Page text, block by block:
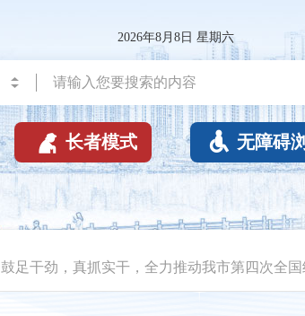
2026年8月8日 星期六
 长者模式  无障碍
鼓足干劲，真抓实干，全力推动我市第四次全